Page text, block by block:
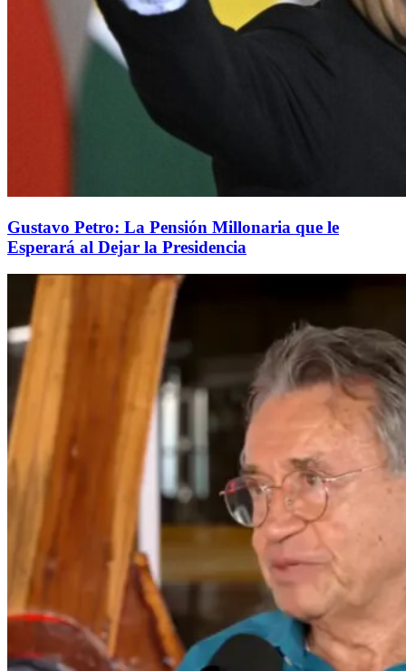
Gustavo Petro: La Pensión Millonaria que le
Esperará al Dejar la Presidencia